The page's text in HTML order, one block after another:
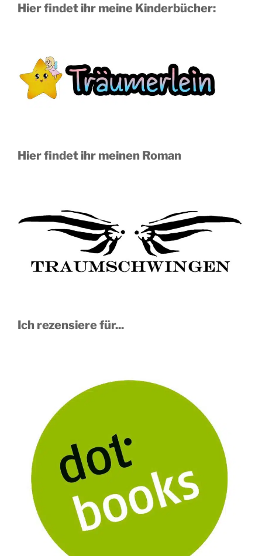
Hier findet ihr meine Kinderbücher:
Hier findet ihr meinen Roman
Ich rezensiere für...